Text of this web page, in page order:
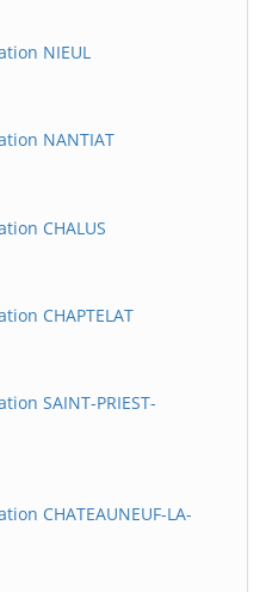
NIEUL
NANTIAT
CHALUS
CHAPTELAT
SAINT-PRIEST-
CHATEAUNEUF-LA-